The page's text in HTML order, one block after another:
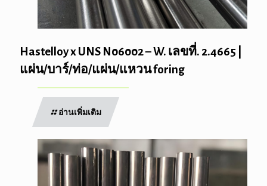
Hastelloy x UNS N06002 – W. เลขที่. 2.4665 |
แผ่น/บาร์/ท่อ/แผ่น/แหวน foring
อ่านเพิ่มเติม